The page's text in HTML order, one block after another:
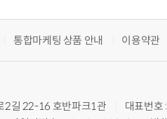
통합마케팅 상품 안내 이용약관
2길 22-16 호반파크1관
대표번